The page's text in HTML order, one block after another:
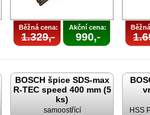
Běžná cena:
1.329,-
Akční cena:
990,-
BOSCH špice SDS-max
R-TEC speed 400 mm (5
ks)
samoostřící HSS